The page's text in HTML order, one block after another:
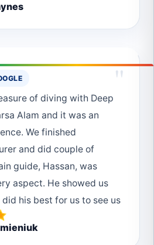
"
of diving with Deep
Alam and it was an
We finished
and did couple of
guide, Hassan, was
aspect. He showed us
his best for us to see us
saw dolphins, baby
dugong, two mating